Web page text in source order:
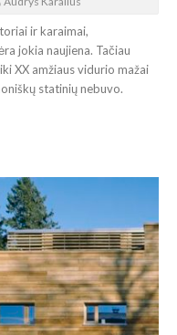
ir karaimai,
jokia naujiena. Tačiau
XX amžiaus vidurio mažai
statinių nebuvo.